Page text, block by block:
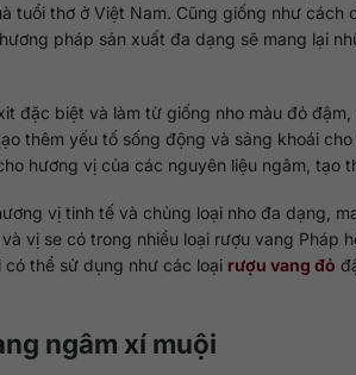
tuổi thơ ở Việt Nam. Cũng giống như cách
pháp sản xuất đa dạng sẽ mang lại
đặc biệt và làm từ giống nho màu đỏ
thêm yếu tố sống động và sảng khoái
hương vị của các nguyên liệu ngâm, tạo
vị tinh tế và chủng loại nho đa dạng,
vị se có trong nhiều loại rượu vang Pháp
có thể sử dụng như các loại rượu vang đỏ
ngâm xí muội